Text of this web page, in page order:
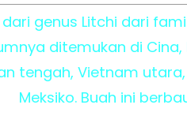
genus Litchi dari
ditemukan di
tengah, Vietnam
Meksiko. Buah ini